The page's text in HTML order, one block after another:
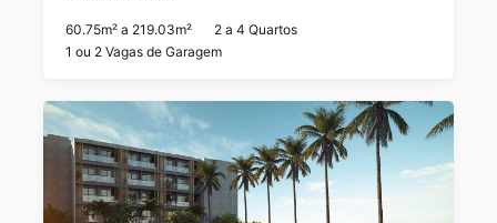
60.75m² a 219.03m²
2 a 4 Quartos
1 ou 2 Vagas de Garagem